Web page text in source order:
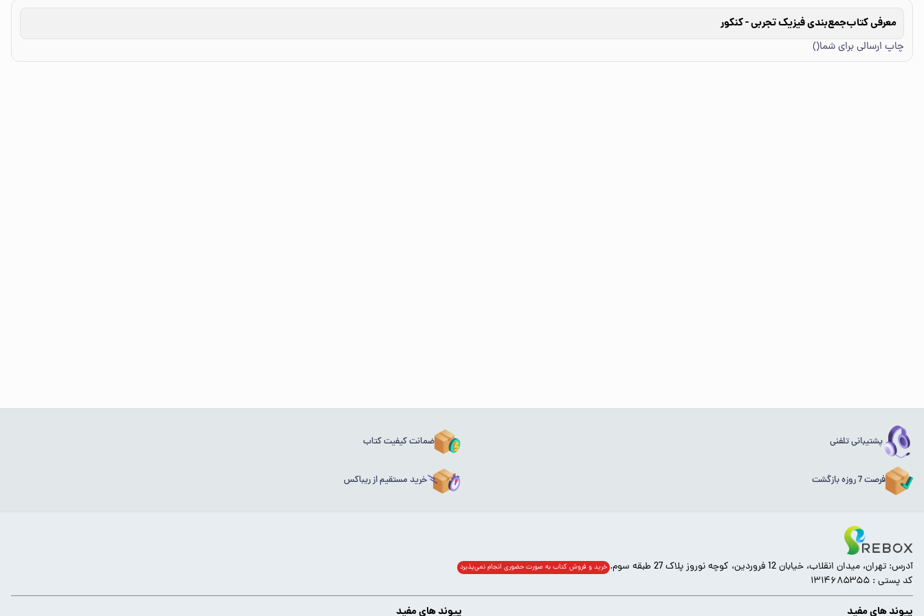
معرفی کتابجمع‌بندی فیزیک تجربی - کنکور
چاپ ارسالی برای شما()
پشتیبانی تلفنی ضمانت کیفیت کتاب
فرصت 7 روزه بازگشت خرید مستقیم از ریباکس
آدرس: تهران، میدان انقلاب، خیابان 12 فروردین، کوچه نوروز پلاک 27 طبقه سوم. خرید و فروش کتاب به صورت حضوری انجام‌ نمی‌پذیرد
کد پستی : ۱۳۱۴۶۸۵۳۵۵
پیوند های مفید پیوند های مفید